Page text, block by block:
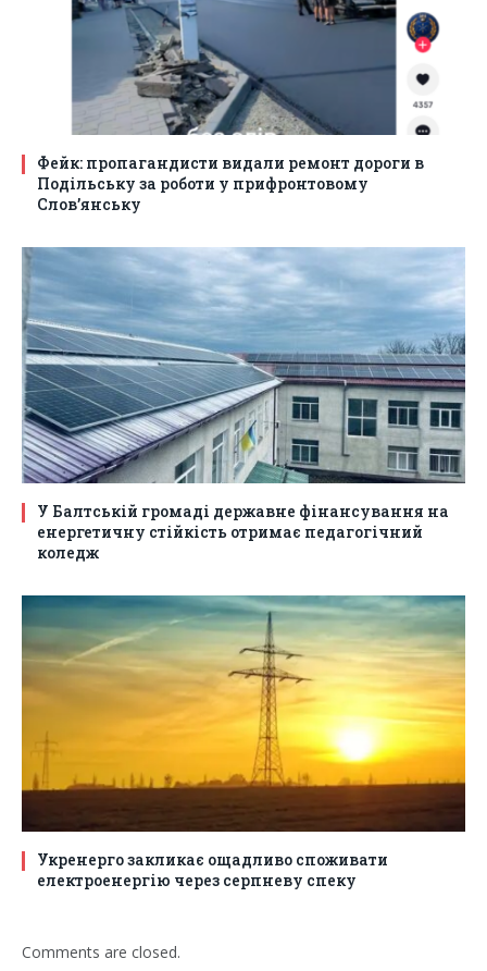
Фейк: пропагандисти видали ремонт дороги в
Подільську за роботи у прифронтовому
Слов’янську
У Балтській громаді державне фінансування на
енергетичну стійкість отримає педагогічний
коледж
Укренерго закликає ощадливо споживати
електроенергію через серпневу спеку
Comments are closed.